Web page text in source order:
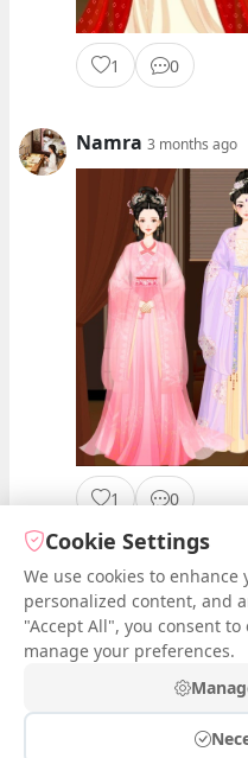
1 0
Namra 3 months ago
1 0
1 2
เพื่อโพสต์ค
Cookie Settings
We use cookies to
personalized content, and
"Accept All", you consent to
manage your preferences.